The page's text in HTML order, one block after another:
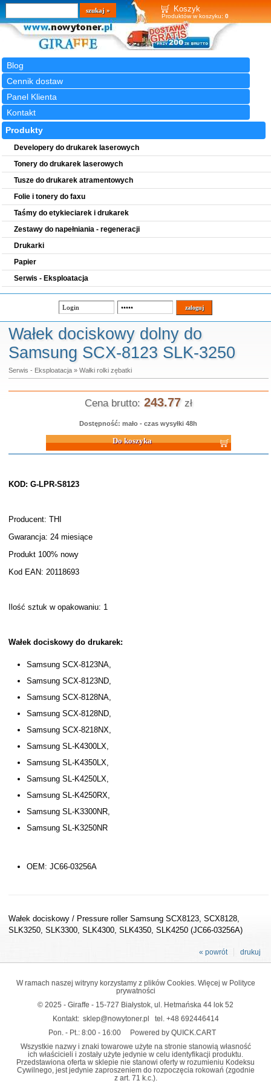
Koszyk
Produktów w koszyku: 0
Blog
Cennik dostaw
Panel Klienta
Kontakt
Wyszukiwarka
szukaj
Produkty
Developery do drukarek laserowych
Tonery do drukarek laserowych
Tusze do drukarek atramentowych
Folie i tonery do faxu
Taśmy do etykieciarek i drukarek
Zestawy do napełniania - regeneracji
Drukarki
Papier
Serwis - Eksploatacja
Wałek dociskowy dolny do
Samsung SCX-8123 SLK-3250
Serwis - Eksploatacja» Wałki rolki zębatki
Cena brutto: 243.77 zł
Dostępność: mało - czas wysyłki 48h
Do koszyka
KOD: G-LPR-S8123
Producent: THI
Gwarancja: 24 miesiące
Produkt 100% nowy
Kod EAN: 20118693
Ilość sztuk w opakowaniu: 1
Wałek dociskowy do drukarek:
Samsung SCX-8123NA,
Samsung SCX-8123ND,
Samsung SCX-8128NA,
Samsung SCX-8128ND,
Samsung SCX-8218NX,
Samsung SL-K4300LX,
Samsung SL-K4350LX,
Samsung SL-K4250LX,
Samsung SL-K4250RX,
Samsung SL-K3300NR,
Samsung SL-K3250NR
OEM: JC66-03256A
Wałek dociskowy / Pressure roller Samsung SCX8123, SCX8128,
SLK3250, SLK3300, SLK4300, SLK4350, SLK4250 (JC66-03256A)
drukuj
« powrót
W ramach naszej witryny korzystamy z plików Cookies. Więcej w Polityce
prywatności
© 2025 - Giraffe - 15-727 Białystok, ul. Hetmańska 44 lok 52
Kontakt: sklep@nowytoner.pl tel. +48 692446414
Pon. - Pt.: 8:00 - 16:00
Powered by QUICK.CART
Wszystkie nazwy i znaki towarowe użyte na stronie stanowią własność
ich właścicieli i zostały użyte jedynie w celu identyfikacji produktu.
Przedstawiona oferta w sklepie nie stanowi oferty w rozumieniu Kodeksu
Cywilnego, jest jedynie zaproszeniem do rozpoczęcia rokowań (zgodnie
z art. 71 k.c.).